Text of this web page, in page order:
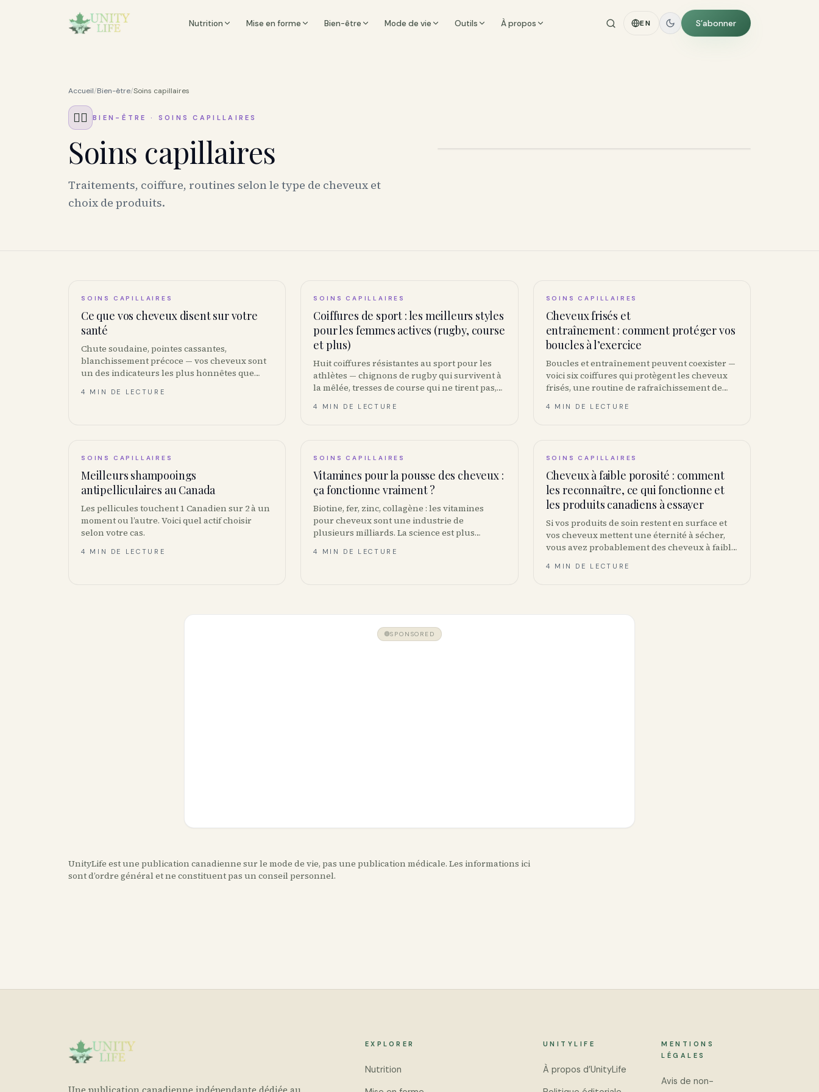
Nutrition Mise en forme Bien-être Mode de vie Outils À propos EN S’abonner
Accueil/Bien-être/Soins capillaires
💇‍♀️ BIEN-ÊTRE · SOINS CAPILLAIRES
Soins capillaires
Traitements, coiffure, routines selon le type de cheveux et
choix de produits.
SOINS CAPILLAIRES
Ce que vos cheveux disent sur votre
santé
Chute soudaine, pointes cassantes,
blanchissement précoce — vos cheveux sont
un des indicateurs les plus honnêtes que
quand voir un médecin.
4 MIN DE LECTURE
SOINS CAPILLAIRES
Coiffures de sport : les meilleurs styles
pour les femmes actives (rugby, course
et plus)
Huit coiffures résistantes au sport pour les
athlètes — chignons de rugby qui survivent à
la mêlée, tresses de course qui ne tirent pas,
4 MIN DE LECTURE
SOINS CAPILLAIRES
Cheveux frisés et
entraînement : comment protéger vos
boucles à l’exercice
Boucles et entraînement peuvent coexister —
voici six coiffures qui protègent les cheveux
frisés, une routine de rafraîchissement de
acheter au Canada.
4 MIN DE LECTURE
SOINS CAPILLAIRES
Meilleurs shampooings
antipelliculaires au Canada
Les pellicules touchent 1 Canadien sur 2 à un
moment ou l’autre. Voici quel actif choisir
selon votre cas.
4 MIN DE LECTURE
SOINS CAPILLAIRES
Vitamines pour la pousse des cheveux :
ça fonctionne vraiment ?
Biotine, fer, zinc, collagène : les vitamines
pour cheveux sont une industrie de
plusieurs milliards. La science est plus
4 MIN DE LECTURE
SOINS CAPILLAIRES
Cheveux à faible porosité : comment
les reconnaître, ce qui fonctionne et
les produits canadiens à essayer
Si vos produits de soin restent en surface et
vos cheveux mettent une éternité à sécher,
vous avez probablement des cheveux à faible
et les marques canadiennes qui livrent.
4 MIN DE LECTURE
SPONSORED
UnityLife est une publication canadienne sur le mode de vie, pas une publication médicale. Les informations ici
sont d’ordre général et ne constituent pas un conseil personnel.
EXPLORER
Nutrition
UNITYLIFE
À propos d’UnityLife
MENTIONS
LÉGALES
Avis de non-